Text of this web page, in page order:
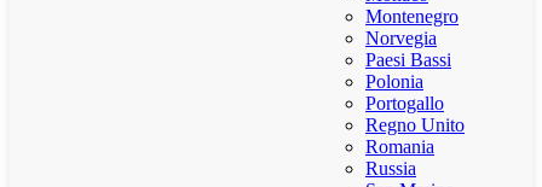
Montenegro
Norvegia
Paesi Bassi
Polonia
Portogallo
Regno Unito
Romania
Russia